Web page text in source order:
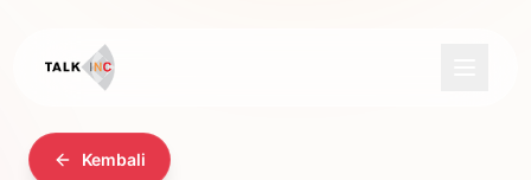
Kembali